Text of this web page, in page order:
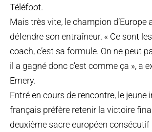
Téléfoot.
Mais très vite, le champion d’Europe
défendre son entraîneur. « Ce sont
coach, c’est sa formule. On ne peut
il a gagné donc c’est comme ça », a
Emery.
Entré en cours de rencontre, le jeune
français préfère retenir la victoire
deuxième sacre européen consécutif